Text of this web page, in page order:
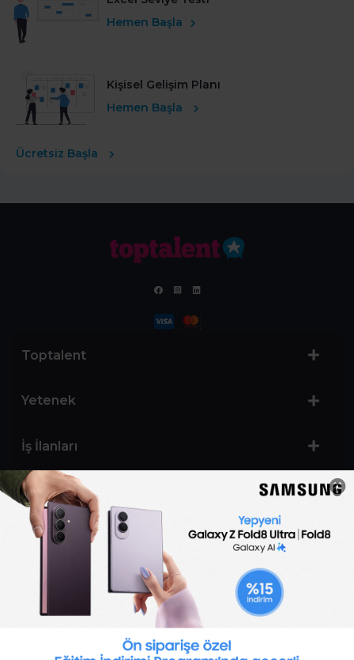
Hemen Başla
Kişisel Gelişim Planı
Hemen Başla
Ücretsiz Başla
Toptalent
Yetenek
İş İlanları
Sertifika Programları
Yetenek Testleri